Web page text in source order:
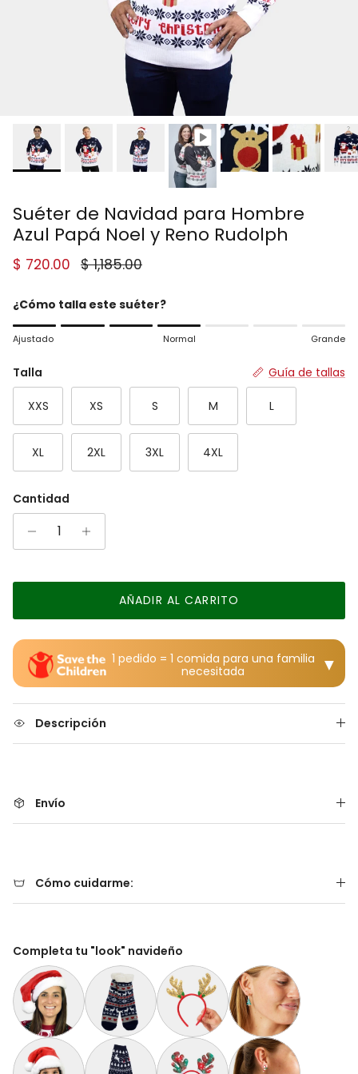
Suéter de Navidad para Hombre
Azul Papá Noel y Reno Rudolph
Precio de venta
$ 720.00 Precio normal
$ 1,185.00
¿Cómo talla este suéter?
Rating of 1 means Ajustado.
Middle rating means Normal.
Rating of 7 means Grande.
The rating of this product for "" is 4.
Ajustado Normal Grande
Talla Guía de tallas
XXS XS S M L
XL 2XL 3XL 4XL
Cantidad
AÑADIR AL CARRITO
1 pedido = 1 comida para una familia
necesitada
▼
Descripción
Envío
Cómo cuidarme:
Completa tu "look" navideño
Gorro Navideño Santa Claus Suave y Gordito para Adultos
Calcetas Navideñas Afelpadas Azules con Renos
Diadema Navideña de Reno Dorada
Aretes de Navidad